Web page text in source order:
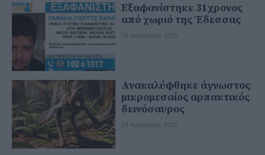
Εξαφανίστηκε 31χρονος
από χωριό της Έδεσσας
09 Αυγούστου 2026
Ανακαλύφθηκε άγνωστος
μικρομεσαίος αρπακτικός
δεινόσαυρος
09 Αυγούστου 2026